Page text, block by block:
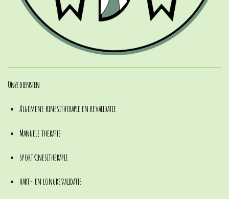
Onze diensten
Algemene kinesitherapie en revalidatie
Manuele therapie
sportkinesitherapie
hart- en longrevalidatie